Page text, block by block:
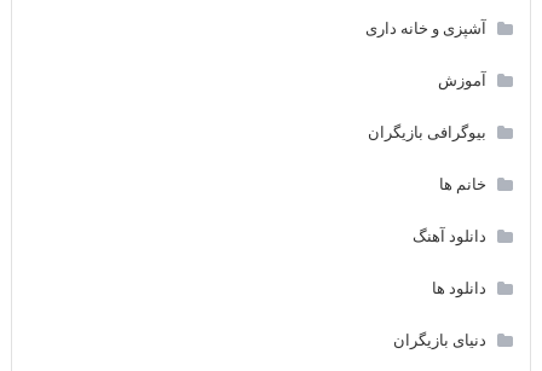
آشپزی و خانه داری
آموزش
بیوگرافی بازیگران
خانم ها
دانلود آهنگ
دانلود ها
دنیای بازیگران